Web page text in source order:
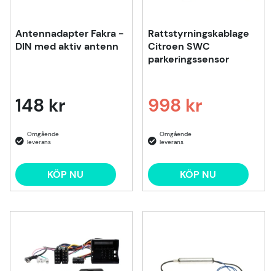
Antennadapter Fakra -
DIN med aktiv antenn
148 kr
KÖP NU
Rattstyrningskablage
Citroen SWC
parkeringssensor
998 kr
Ordinarie pris:
KÖP NU